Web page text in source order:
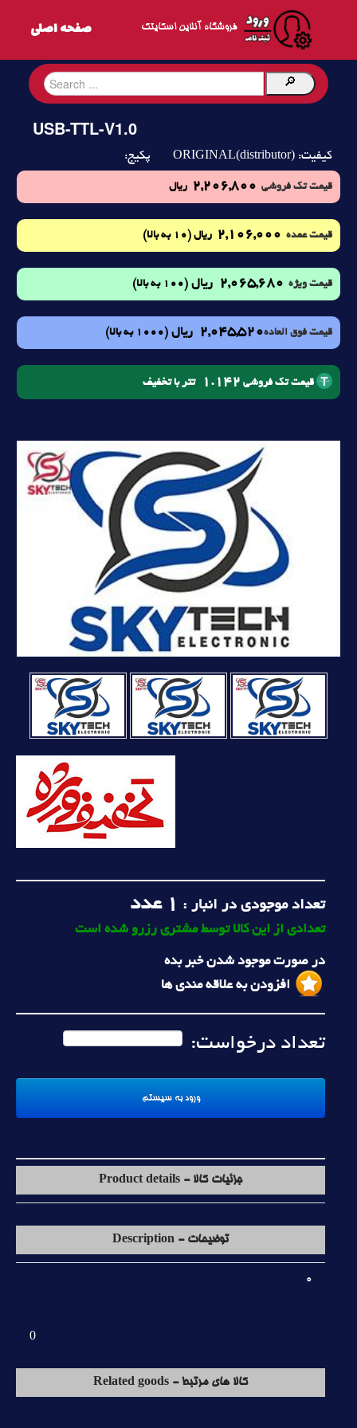
فروشگاه آنلاین اسکایتک
USB-TTL-V1.0
کیفیت: ORIGINAL(distributor) پکیج:
قیمت تک فروشی 2,206,800 ریال
قیمت عمده 2,106,000 ریال (10 به بالا)
قیمت ویژه 2,065,680 ریال (100 به بالا)
قیمت فوق العاده2,045,520 ریال (1000 به بالا)
قیمت تک فروشی 1.142 تتر با تخفیف
تعداد موجودی در انبار : 1 عدد
تعدادی از این کالا توسط مشتری رزرو شده است
در صورت موجود شدن خبر بده
افزودن به علاقه مندی ها
تعداد درخواست:
جزئیات کالا - Product details
توضیحات - Description
0
0
کالا های مرتبط - Related goods